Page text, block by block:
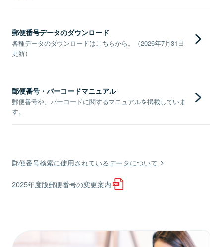
郵便番号データのダウンロード
各種データのダウンロードはこちらから。（2026年7月31日
更新）
郵便番号・バーコードマニュアル
郵便番号や、バーコードに関するマニュアルを掲載していま
す。
郵便番号検索に使用されているデータについて
2025年度版郵便番号の変更案内